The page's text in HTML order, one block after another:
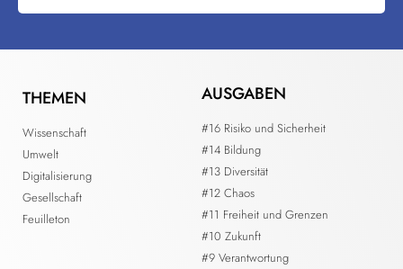
THEMEN
Wissenschaft
Umwelt
Digitalisierung
Gesellschaft
Feuilleton
AUSGABEN
#16 Risiko und Sicherheit
#14 Bildung
#13 Diversität
#12 Chaos
#11 Freiheit und Grenzen
#10 Zukunft
#9 Verantwortung